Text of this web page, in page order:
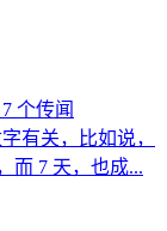
个传闻
有关，比如说，
而 7 天，也成...